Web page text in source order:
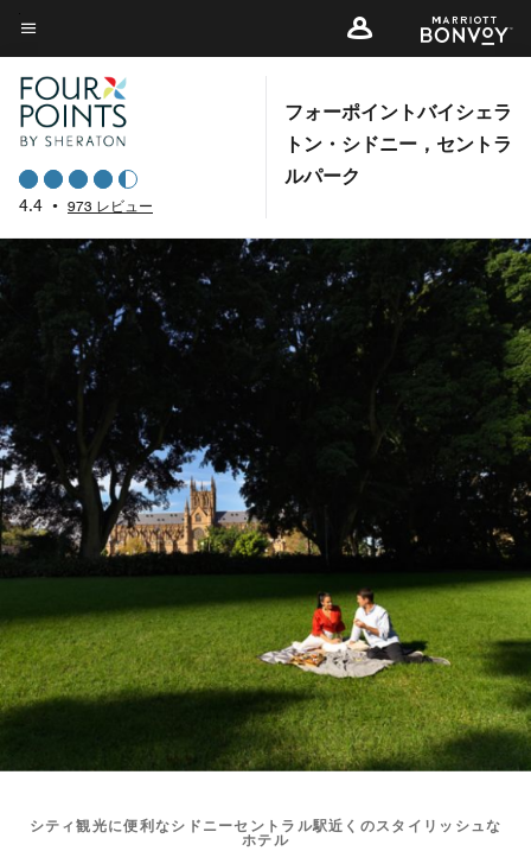
Skip
to
main
content
メニューのテキスト
4.4 • 973 レビュー
フォーポイントバイシェラ
トン・シドニー，セントラ
ルパーク
シティ観光に便利なシドニーセントラル駅近くのスタイリッシュな
ホテル